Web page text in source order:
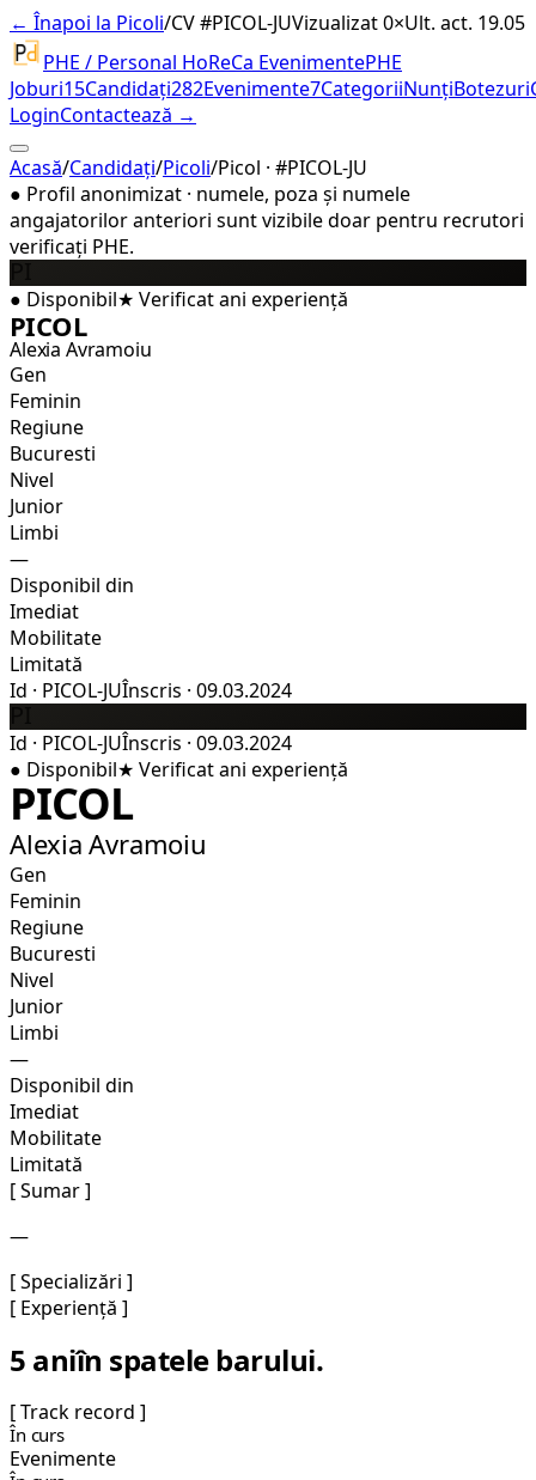
← Înapoi la Picoli/CV #PICOL-JUVizualizat 0×Ult. act. 19.05
PHE / Personal HoReCa EvenimentePHE
Joburi15Candidați282Evenimente7CategoriiNunțiBotezuri
LoginContactează →
Acasă/Candidați/Picoli/Picol · #PICOL-JU
● Profil anonimizat · numele, poza și numele
angajatorilor anteriori sunt vizibile doar pentru recrutori
verificați PHE.
● Disponibil★ Verificatani experiență
PICOL
Alexia Avramoiu
Gen
Feminin
Regiune
Bucuresti
Nivel
Junior
Limbi
—
Disponibil din
Imediat
Mobilitate
Limitată
Id · PICOL-JUÎnscris · 09.03.2024
Id · PICOL-JUÎnscris · 09.03.2024
● Disponibil★ Verificatani experiență
PICOL
Alexia Avramoiu
Gen
Feminin
Regiune
Bucuresti
Nivel
Junior
Limbi
—
Disponibil din
Imediat
Mobilitate
Limitată
[ Sumar ]
—
[ Specializări ]
[ Experiență ]
5 aniîn spatele barului.
[ Track record ]
În curs
Evenimente